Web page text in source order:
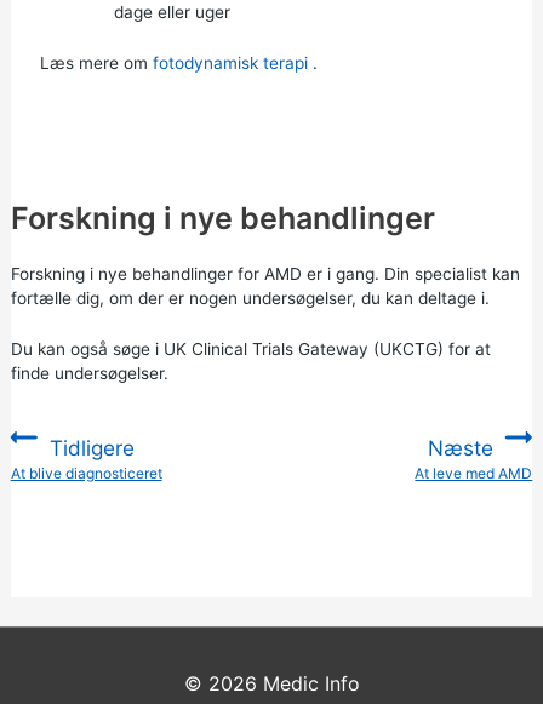
dage eller uger
Læs mere om fotodynamisk terapi.
Forskning i nye behandlinger
Forskning i nye behandlinger for AMD er i gang. Din specialist kan
fortælle dig, om der er nogen undersøgelser, du kan deltage i.
Du kan også søge i UK Clinical Trials Gateway (UKCTG) forat
finde undersøgelser.
Tidligere
:At blive diagnosticeret
Næste
At leve med AMD
© 2026 Medic Info